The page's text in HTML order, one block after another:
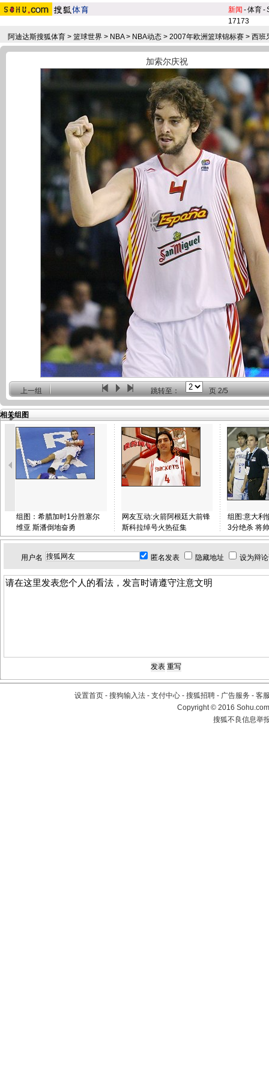
新闻 -体育-
17173
阿迪达斯搜狐体育 > 篮球世界 > NBA> NBA动态 > 2007年欧洲篮球锦标赛 > 西班
加索尔庆祝
上一组 跳转至： 页2/5
相关组图
组图：希腊加时1分胜塞尔
维亚 斯潘倒地奋勇
网友互动:火箭阿根廷大前锋
斯科拉绰号火热征集
组图:意大利
3分绝杀 将
用户名 匿名发表 隐藏地址 设为辩
设置首页 - 搜狗输入法 - 支付中心 - 搜狐招聘 - 广告服务 - 客
Copyright©2016
搜狐不良信息举